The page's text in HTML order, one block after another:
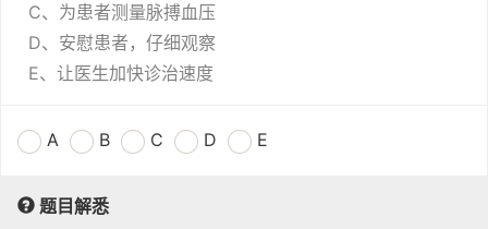
C、为患者测量脉搏血压
D、安慰患者，仔细观察
E、让医生加快诊治速度
A B C D E
题目解悉